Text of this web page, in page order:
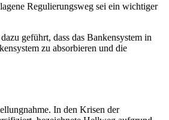
Regulierungsweg sei ein wichtiger
geführt, dass das Bankensystem in
zu absorbieren und die
In den Krisen der